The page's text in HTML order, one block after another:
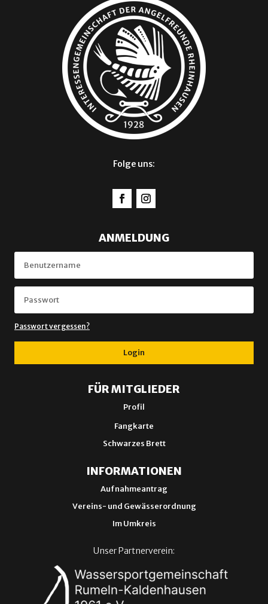
Folge uns:
ANMELDUNG
Passwort vergessen?
Login
FÜR MITGLIEDER
Profil
Fangkarte
Schwarzes Brett
INFORMATIONEN
Aufnahmeantrag
Vereins- und Gewässerordnung
Im Umkreis
Unser Partnerverein: